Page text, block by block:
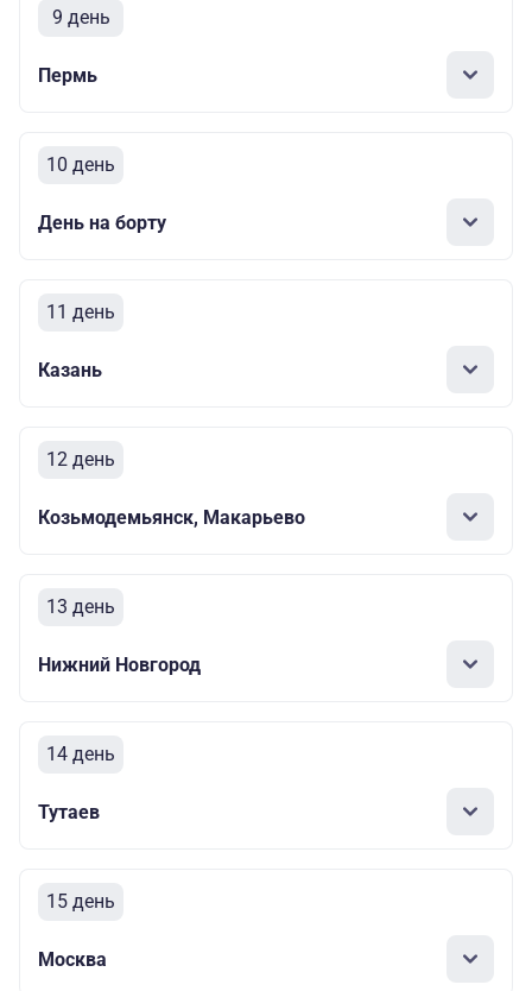
9 день
Пермь
10 день
День на борту
11 день
Казань
12 день
Козьмодемьянск, Макарьево
13 день
Нижний Новгород
14 день
Тутаев
15 день
Москва